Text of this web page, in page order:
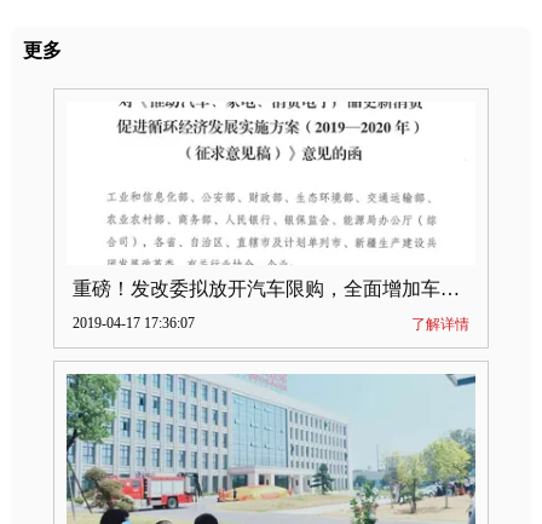
更多
重磅！发改委拟放开汽车限购，全面增加车牌指标
2019-04-17 17:36:07 了解详情